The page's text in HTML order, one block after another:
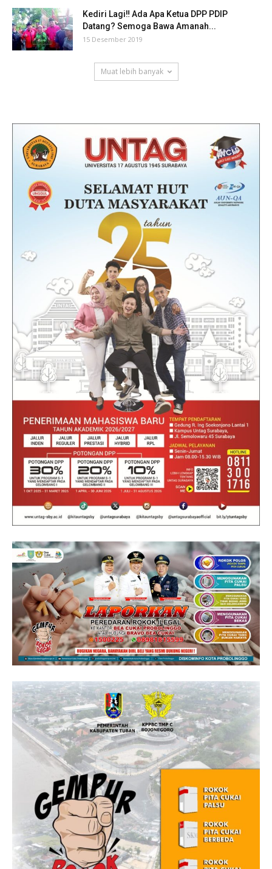
Kediri Lagi‼ Ada Apa Ketua DPP PDIP
Datang? Semoga Bawa Amanah...
15 Desember 2019
Muat lebih banyak